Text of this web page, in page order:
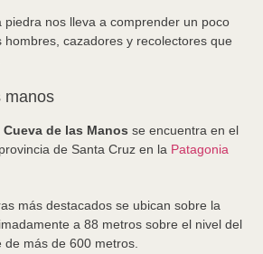
piedra nos lleva a comprender un poco
hombres, cazadores y recolectores que
manos
Cueva de las Manos se encuentra en el
de Santa Cruz en la Patagonia
más destacados se ubican sobre la
a 88 metros sobre el nivel del
más de 600 metros.